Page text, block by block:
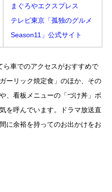
まぐろやエクスプレス
テレビ東京「孤独のグルメ
Season11」公式サイト
ら車でのアクセスがおすすめで
ーリック焼定食」のほか、その
、看板メニューの「づけ丼」ボ
を呼んでいます。ドラマ放送直
に余裕を持ってのお出かけをお